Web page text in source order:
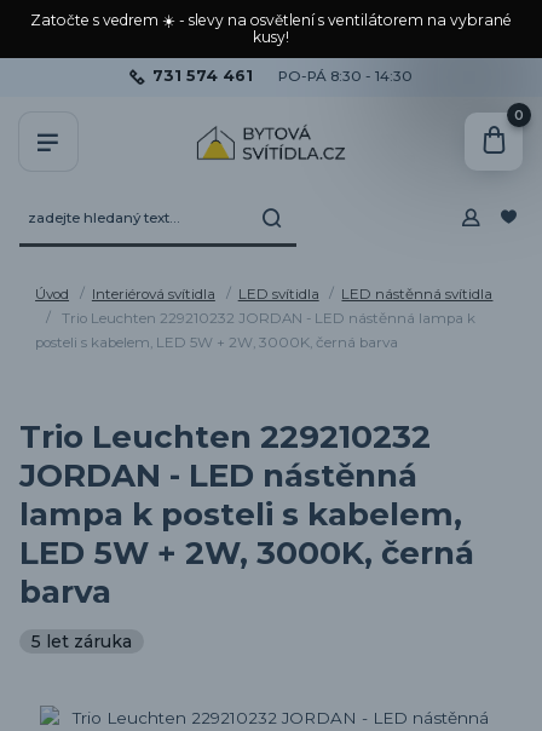
Zatočte s vedrem ☀️ - slevy na osvětlení s ventilátorem na vybrané
kusy!
731 574 461 PO-PÁ 8:30 - 14:30
0
Úvod Interiérová svítidla LED svítidla
LED nástěnná svítidla
Trio Leuchten 229210232 JORDAN - LED nástěnná lampa k
posteli s kabelem, LED 5W + 2W, 3000K, černá barva
Trio Leuchten 229210232
JORDAN - LED nástěnná
lampa k posteli s kabelem,
LED 5W + 2W, 3000K, černá
barva
5 let záruka